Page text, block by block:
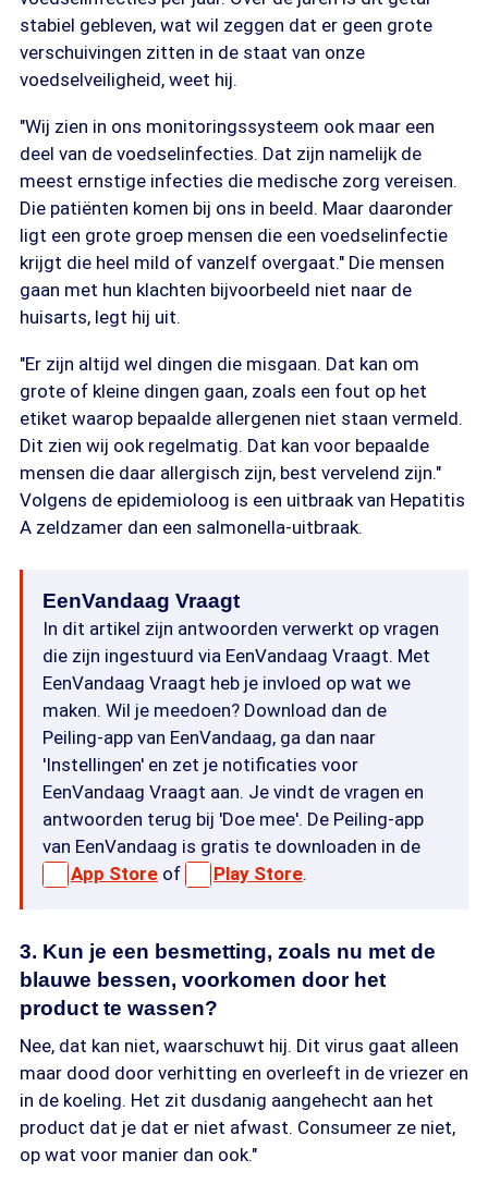
stabiel gebleven, wat wil zeggen dat er geen grote
verschuivingen zitten in de staat van onze
voedselveiligheid, weet hij.
"Wij zien in ons monitoringssysteem ook maar een
deel van de voedselinfecties. Dat zijn namelijk de
meest ernstige infecties die medische zorg vereisen.
Die patiënten komen bij ons in beeld. Maar daaronder
ligt een grote groep mensen die een voedselinfectie
krijgt die heel mild of vanzelf overgaat." Die mensen
gaan met hun klachten bijvoorbeeld niet naar de
huisarts, legt hij uit.
"Er zijn altijd wel dingen die misgaan. Dat kan om
grote of kleine dingen gaan, zoals een fout op het
etiket waarop bepaalde allergenen niet staan vermeld.
Dit zien wij ook regelmatig. Dat kan voor bepaalde
mensen die daar allergisch zijn, best vervelend zijn."
Volgens de epidemioloog is een uitbraak van Hepatitis
A zeldzamer dan een salmonella-uitbraak.
EenVandaag Vraagt
In dit artikel zijn antwoorden verwerkt op vragen
die zijn ingestuurd via EenVandaag Vraagt. Met
EenVandaag Vraagt heb je invloed op wat we
maken. Wil je meedoen? Download dan de
Peiling-app van EenVandaag, ga dan naar
'Instellingen' en zet je notificaties voor
EenVandaag Vraagt aan. Je vindt de vragen en
antwoorden terug bij 'Doe mee'. De Peiling-app
van EenVandaag is gratis te downloaden in de
App Store of Play Store.
3. Kun je een besmetting, zoals nu met de
blauwe bessen, voorkomen door het
product te wassen?
Nee, dat kan niet, waarschuwt hij. Dit virus gaat alleen
maar dood door verhitting en overleeft in de vriezer en
in de koeling. Het zit dusdanig aangehecht aan het
product dat je dat er niet afwast. Consumeer ze niet,
op wat voor manier dan ook."